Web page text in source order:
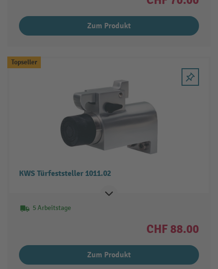
Zum Produkt
Topseller
KWS Türfeststeller 1011.02
5 Arbeitstage
CHF 88.00
Zum Produkt